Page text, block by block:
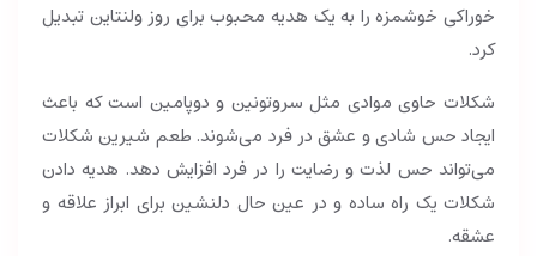
خوراکی خوشمزه را به یک هدیه محبوب برای روز ولنتاین تبدیل
کرد.
شکلات حاوی موادی مثل سروتونین و دوپامین است که باعث
ایجاد حس شادی و عشق در فرد می‌شوند. طعم شیرین شکلات
می‌تواند حس لذت و رضایت را در فرد افزایش دهد. هدیه دادن
شکلات یک راه ساده و در عین حال دلنشین برای ابراز علاقه و
عشقه.